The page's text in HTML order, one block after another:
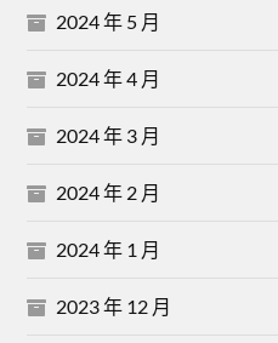
2024 年 5 月
2024 年 4 月
2024 年 3 月
2024 年 2 月
2024 年 1 月
2023 年 12 月